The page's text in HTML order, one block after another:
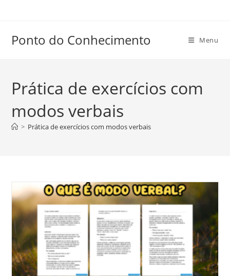
conteúdo
Ponto do Conhecimento Menu
Prática de exercícios com
modos verbais
> Prática de exercícios com modos verbais